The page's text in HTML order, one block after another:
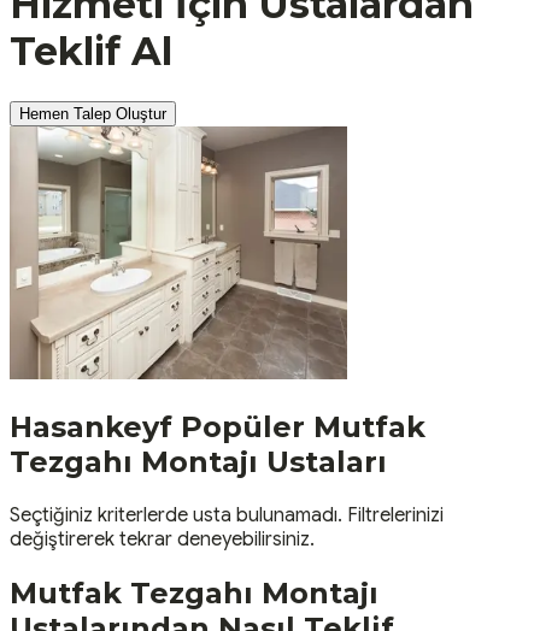
Teklif Al
Hemen Talep Oluştur
Hasankeyf Popüler Mutfak
Tezgahı Montajı Ustaları
Seçtiğiniz kriterlerde usta bulunamadı. Filtrelerinizi
değiştirerek tekrar deneyebilirsiniz.
Mutfak Tezgahı Montajı